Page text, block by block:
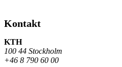
Kontakt
KTH
100 44 Stockholm
+46 8 790 60 00